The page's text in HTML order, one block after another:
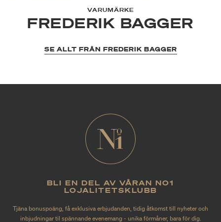
VARUMÄRKE
FREDERIK BAGGER
SE ALLT FRÅN FREDERIK BAGGER
BLI EN DEL AV VÅRAN NO1
LOJALITETSKLUBB
Tjäna bonuspoäng, få exklusiva erbjudanden, tidig åtkomst till nyheter och
inbjudningar til spännande evenemang - unika förmåner, bara för dig.